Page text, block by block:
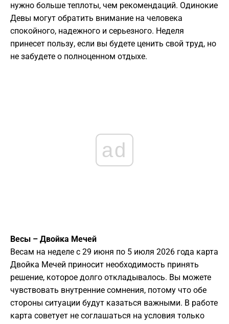
нужно больше теплоты, чем рекомендаций. Одинокие
Девы могут обратить внимание на человека
спокойного, надежного и серьезного. Неделя
принесет пользу, если вы будете ценить свой труд, но
не забудете о полноценном отдыхе.
ad
Весы – Двойка Мечей
Весам на неделе с 29 июня по 5 июля 2026 года карта
Двойка Мечей приносит необходимость принять
решение, которое долго откладывалось. Вы можете
чувствовать внутренние сомнения, потому что обе
стороны ситуации будут казаться важными. В работе
карта советует не соглашаться на условия только